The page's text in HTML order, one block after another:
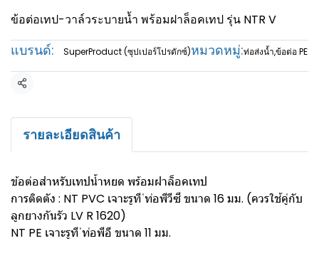
ข้อต่อเทป-วาล์วระบายน้ำ พร้อมฝาล็อคเทป รุ่น NTR V
แบรนด์: SuperProduct (ซุปเปอร์โปรดักซ์)หมวดหมู่:ท่อส่งน้ำ,ข้อต่อ PE
แชร์
รายละเอียดสินค้า
ข้อต่อสำหรับเทปน้ำหยด พร้อมฝาล็อคเทป
การติดตัง : NT PVC เจาะรูที ่ท่อพีวีซี ขนาด 16 มม. (ควรใช้คู่กับ
ลูกยางกันรัว LV R 1620)
NT PE เจาะรูที ่ท่อพีอี ขนาด 11 มม.